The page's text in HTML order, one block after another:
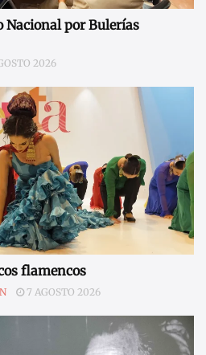
Nacional por Bulerías
2026
flamencos
7 AGOSTO 2026